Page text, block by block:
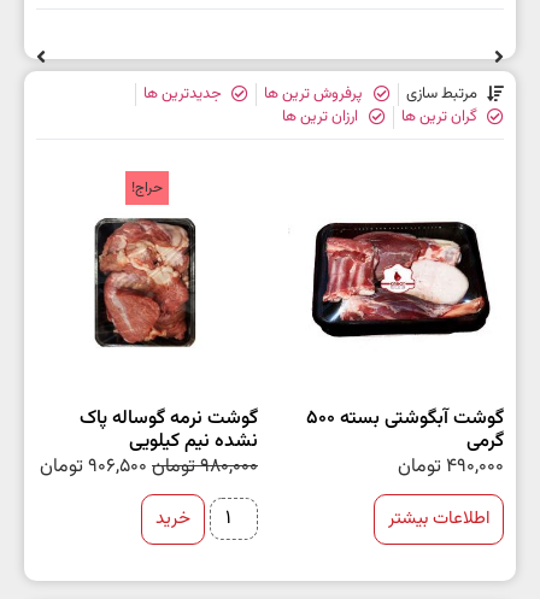
مرتبط سازی پرفروش ترین ها
جدیدترین ها
گران ترین ها
ارزان ترین ها
گوشت آبگوشتی بسته 500
گرمی
490,000 تومان
اطلاعات بیشتر
حراج!
گوشت نرمه گوساله پاک
نشده نیم کیلویی
980,000تومان 906,500تومان
خرید